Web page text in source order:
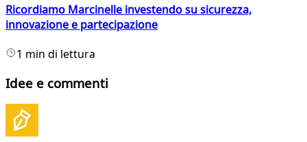
Ricordiamo Marcinelle investendo su sicurezza,
innovazione e partecipazione
1 min di lettura
Idee e commenti